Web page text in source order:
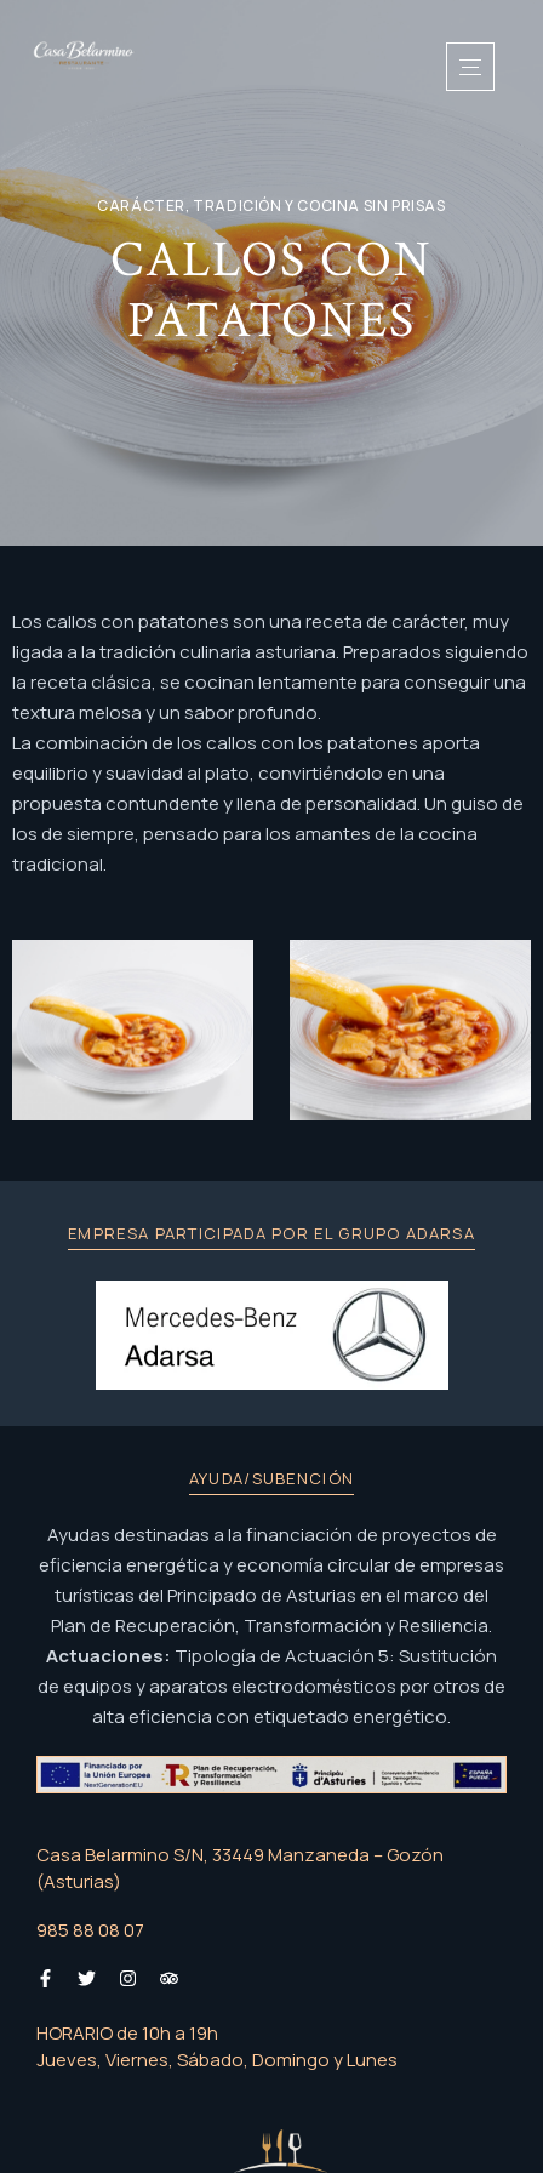
CARÁCTER, TRADICIÓN Y COCINA SIN PRISAS
CALLOS CON
PATATONES
Los callos con patatones son una receta de carácter, muy
ligada a la tradición culinaria asturiana. Preparados siguiendo
la receta clásica, se cocinan lentamente para conseguir una
textura melosa y un sabor profundo.
La combinación de los callos con los patatones aporta
equilibrio y suavidad al plato, convirtiéndolo en una
propuesta contundente y llena de personalidad. Un guiso de
los de siempre, pensado para los amantes de la cocina
tradicional.
EMPRESA PARTICIPADA POR EL GRUPO ADARSA
AYUDA/SUBENCIÓN
Ayudas destinadas a la financiación de proyectos de
eficiencia energética y economía circular de empresas
turísticas del Principado de Asturias en el marco del
Plan de Recuperación, Transformación y Resiliencia.
Actuaciones: Tipología de Actuación 5: Sustitución
de equipos y aparatos electrodomésticos por otros de
alta eficiencia con etiquetado energético.
Casa Belarmino S/N, 33449 Manzaneda – Gozón
(Asturias)
985 88 08 07
HORARIO de 10h a 19h
Jueves, Viernes, Sábado, Domingo y Lunes